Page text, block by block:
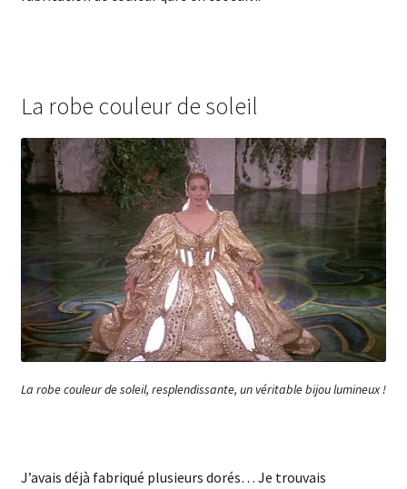
La robe couleur de soleil
La robe couleur de soleil, resplendissante, un véritable bijou lumineux !
J’avais déjà fabriqué plusieurs dorés… Je trouvais